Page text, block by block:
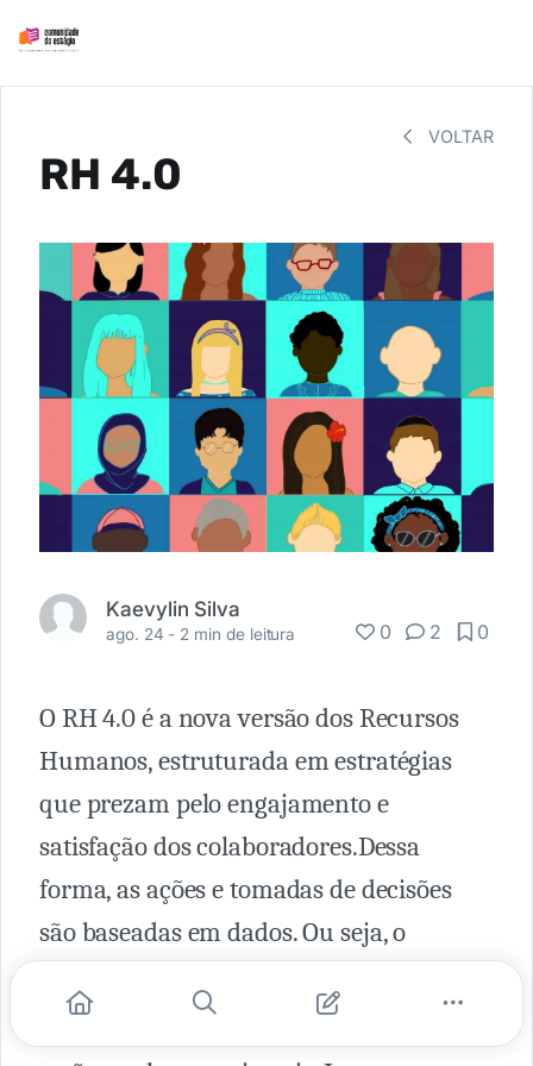
VOLTAR
RH 4.0
Kaevylin Silva
ago. 24 - 2 min de leitura 0 2 0
O RH 4.0 é a nova versão dos Recursos
Humanos, estruturada em estratégias
que prezam pelo engajamento e
satisfação dos colaboradores.Dessa
forma, as ações e tomadas de decisões
são baseadas em dados. Ou seja, o